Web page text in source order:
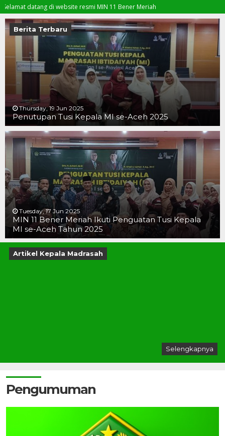
datang di website resmi MIN 11 Bener Meriah
Berita Terbaru
Thursday, 19 Jun 2025
Penutupan Tusi Kepala MI se-Aceh 2025
Tuesday, 17 Jun 2025
MIN 11 Bener Meriah Ikuti Penguatan Tusi Kepala
MI se-Aceh Tahun 2025
Artikel Kepala Madrasah
Selengkapnya
Pengumuman
19 JUN 2025
19 JUN 2025
16 JUN 2025